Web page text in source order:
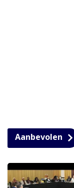
Aanbevolen